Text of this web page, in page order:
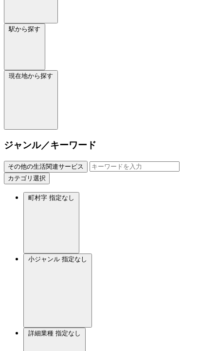
駅から探す
現在地から探す
ジャンル／キーワード
その他の生活関連サービス
カテゴリ選択
町村字 指定なし
小ジャンル 指定なし
詳細業種 指定なし